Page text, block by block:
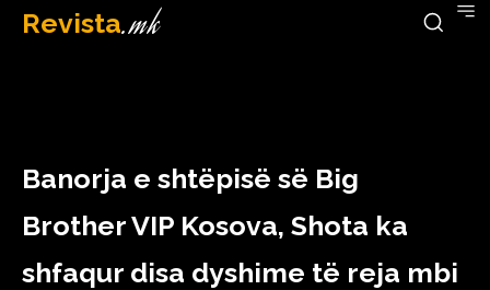
Revista.mk
December 29, 2022
Banorja e shtëpisë së Big
Brother VIP Kosova, Shota ka
shfaqur disa dyshime të reja mbi